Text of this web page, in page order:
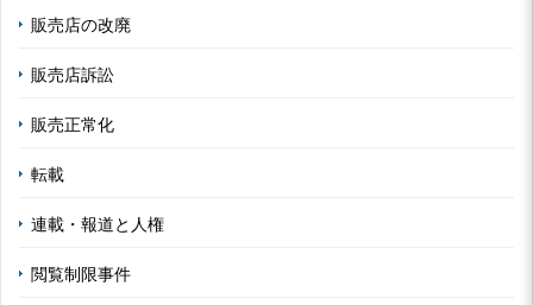
販売店の改廃
販売店訴訟
販売正常化
転載
連載・報道と人権
閲覧制限事件